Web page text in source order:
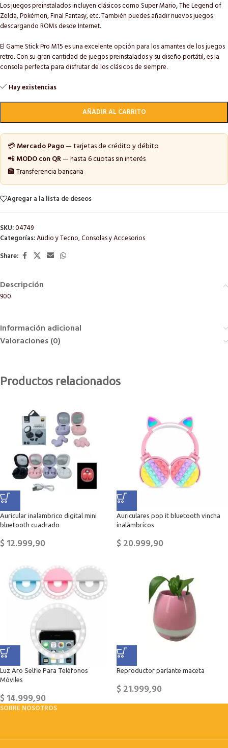
Los juegos preinstalados incluyen clásicos como Super Mario, The Legend of
Zelda, Pokémon, Final Fantasy, etc. También puedes añadir nuevos juegos
descargando ROMs desde Internet.
El Game Stick Pro M15 es una excelente opción para los amantes de los juegos
retro. Con su gran cantidad de juegos preinstalados y su diseño portátil, es la
consola perfecta para disfrutar de los clásicos de siempre.
Hay existencias
AÑADIR AL CARRITO
💳Mercado Pago— tarjetas de crédito y débito
📲MODO con QR— hasta 6 cuotas sin interés
🏦 Transferencia bancaria
Agregar a la lista de deseos
SKU:04749
Categorías:Audio y Tecno,Consolas y Accesorios
Share:
Descripción
900
Información adicional
Valoraciones (0)
Productos relacionados
Auricular inalambrico digital mini
bluetooth cuadrado
$12.999,90
Auriculares pop it bluetooth vincha
inalámbricos
$20.999,90
Luz Aro Selfie Para Teléfonos
Móviles
$14.999,90
Reproductor parlante maceta
$21.999,90
SOBRE NOSOTROS